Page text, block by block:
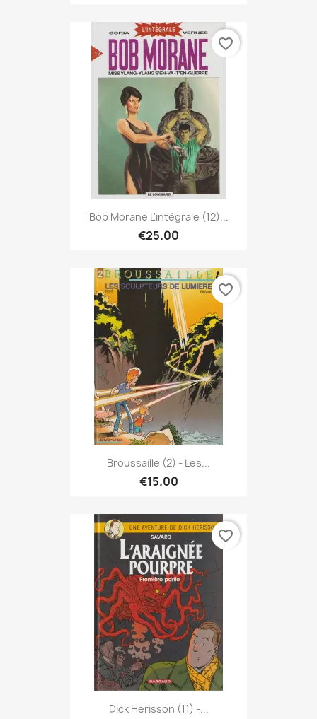
Bob Morane L'intégrale (12)...
€25.00
favorite_border
Broussaille (2) - Les...
€15.00
favorite_border
Dick Herisson (11) -...
favorite_border